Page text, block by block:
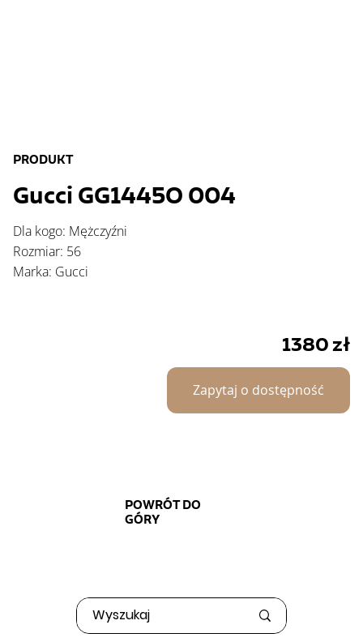
PRODUKT
Gucci GG1445O 004
Dla kogo: Mężczyźni
Rozmiar: 56
Marka: Gucci
1380zł
Zapytaj o dostępność
POWRÓT DO
GÓRY